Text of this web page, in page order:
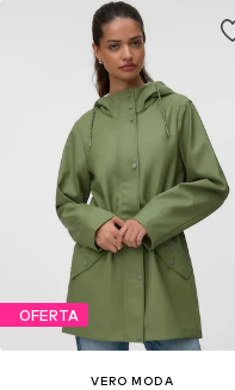
OFERTA
VERO MODA